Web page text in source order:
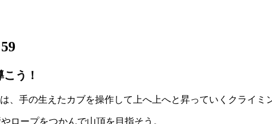
う！
、手の生えたカブを操作して上へ上へと昇っていく クライミ
ロープをつかんで山頂を目指そう。